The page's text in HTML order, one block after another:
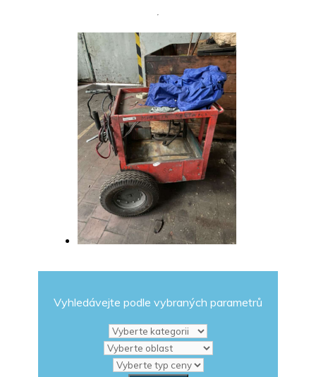
Vyhledávejte podle vybraných parametrů